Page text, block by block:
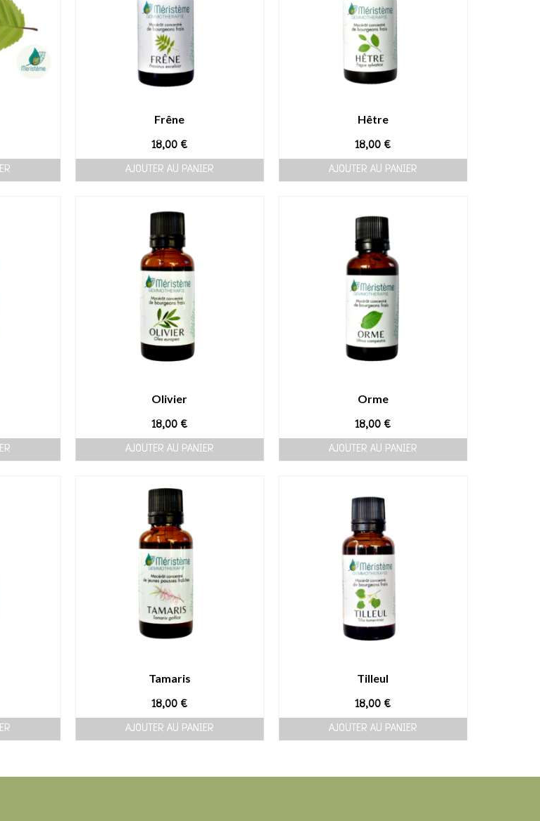
Frêne
18,00 €
AJOUTER AU PANIER
Hêtre
18,00 €
AJOUTER AU PANIER
Olivier
18,00 €
AJOUTER AU PANIER
Orme
18,00 €
AJOUTER AU PANIER
Tamaris
18,00 €
AJOUTER AU PANIER
Tilleul
18,00 €
AJOUTER AU PANIER